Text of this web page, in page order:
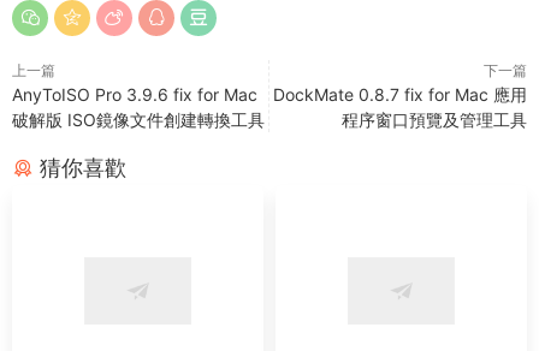
上一篇
AnyToISO Pro 3.9.6 fix for Mac
破解版 ISO鏡像文件創建轉換工具
下一篇
DockMate 0.8.7 fix for Mac 應用
程序窗口預覽及管理工具
猜你喜歡